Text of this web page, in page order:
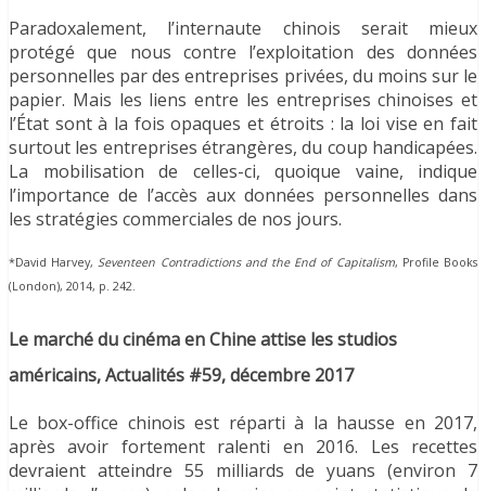
Paradoxalement, l’internaute chinois serait mieux
protégé que nous contre l’exploitation des données
personnelles par des entreprises privées, du moins sur le
papier. Mais les liens entre les entreprises chinoises et
l’État sont à la fois opaques et étroits : la loi vise en fait
surtout les entreprises étrangères, du coup handicapées.
La mobilisation de celles-ci, quoique vaine, indique
l’importance de l’accès aux données personnelles dans
les stratégies commerciales de nos jours.
*David Harvey, Seventeen Contradictions and the End of Capitalism, Profile Books
(London), 2014, p. 242.
Le marché du cinéma en Chine attise les studios
américains, Actualités #59, décembre 2017
Le box-office chinois est réparti à la hausse en 2017,
après avoir fortement ralenti en 2016. Les recettes
devraient atteindre 55 milliards de yuans (environ 7